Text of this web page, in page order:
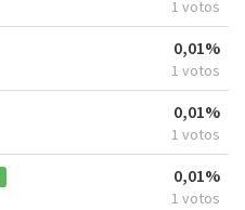
1 votos
0,01%
1 votos
0,01%
1 votos
0,01%
1 votos